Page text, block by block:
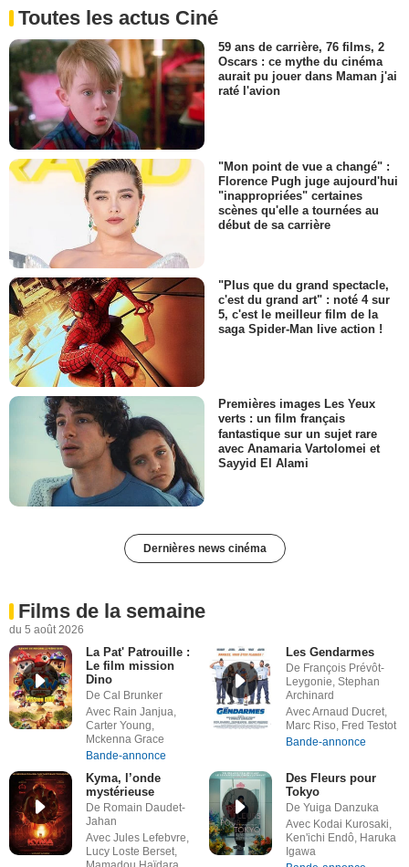
Toutes les actus Ciné
59 ans de carrière, 76 films, 2
Oscars : ce mythe du cinéma
aurait pu jouer dans Maman j'ai
raté l'avion
"Mon point de vue a changé" :
Florence Pugh juge aujourd'hui
"inappropriées" certaines
scènes qu'elle a tournées au
début de sa carrière
"Plus que du grand spectacle,
c'est du grand art" : noté 4 sur
5, c'est le meilleur film de la
saga Spider-Man live action !
Premières images Les Yeux
verts : un film français
fantastique sur un sujet rare
avec Anamaria Vartolomei et
Sayyid El Alami
Dernières news cinéma
Films de la semaine
du 5 août 2026
La Pat' Patrouille :
Le film mission
Dino
De Cal Brunker
Avec Rain Janjua,
Carter Young,
Mckenna Grace
Bande-annonce
Les Gendarmes
De François Prévôt-
Leygonie, Stephan
Archinard
Avec Arnaud Ducret,
Marc Riso, Fred Testot
Bande-annonce
Kyma, l’onde
mystérieuse
De Romain Daudet-
Jahan
Avec Jules Lefebvre,
Lucy Loste Berset,
Des Fleurs pour
Tokyo
De Yuiga Danzuka
Avec Kodai Kurosaki,
Ken'ichi Endô, Haruka
Igawa